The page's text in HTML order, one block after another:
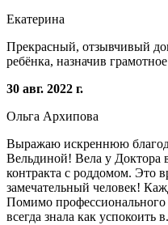
Екатерина
Прекрасный, отзывчивый
ребёнка, назначив
30 авг. 2022 г.
Ольга Архипова
Выражаю искреннюю
Вельдиной! Вела у Доктора
контракта с роддомом. Это
замечательный человек!
Помимо
всегда знала как успокоить